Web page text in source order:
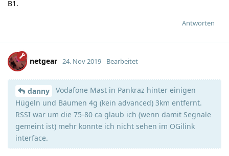
B1.
Antworten
netgear 24. Nov 2019 Bearbeitet
danny
Vodafone Mast in Pankraz hinter einigen
Hügeln und Bäumen 4g (kein advanced) 3km entfernt.
RSSI war um die 75-80 ca glaub ich (wenn damit Segnale
gemeint ist) mehr konnte ich nicht sehen im OGilink
interface.